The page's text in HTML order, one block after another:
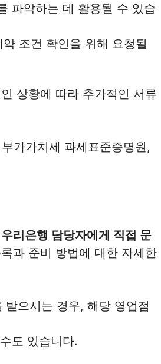
파악하는 데 활용될 수 있습
조건 확인을 위해 요청될
상황에 따라 추가적인 서류
가가치세 과세표준증명원,
우리은행 담당자에게 직접 문
과 준비 방법에 대한 자세한
받으시는 경우, 해당 영업점
도 있습니다.